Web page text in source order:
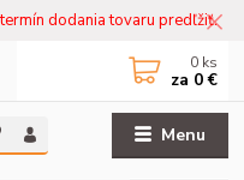
dodania tovaru predľžiť.
Menu
0 ks
za 0 €